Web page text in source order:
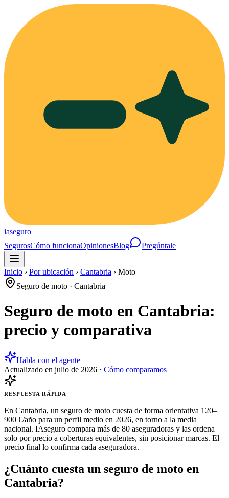
iaseguro
SegurosCómo funcionaOpinionesBlog Pregúntale
Inicio › Por ubicación › Cantabria › Moto
Seguro de moto · Cantabria
Seguro de moto en Cantabria:
precio y comparativa
Habla con el agente
Actualizado en julio de 2026 · Cómo comparamos
RESPUESTA RÁPIDA
En Cantabria, un seguro de moto cuesta de forma orientativa 120–
900 €/año para un perfil medio en 2026, en torno a la media
nacional. IAseguro compara más de 80 aseguradoras y las ordena
solo por precio a coberturas equivalentes, sin posicionar marcas. El
precio final lo confirma cada aseguradora.
¿Cuánto cuesta un seguro de moto en
Cantabria?